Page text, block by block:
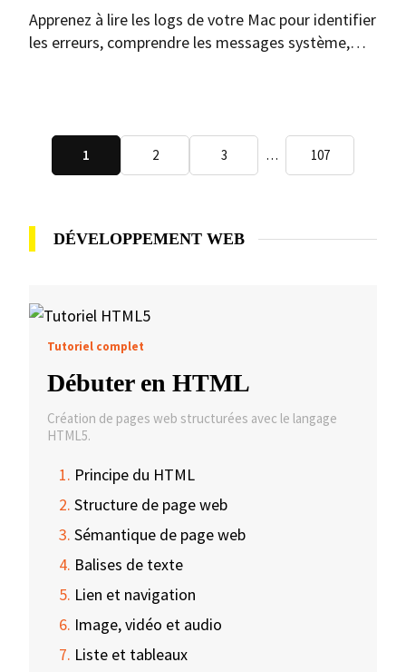
Apprenez à lire les logs de votre Mac pour identifier
les erreurs, comprendre les messages système,…
1 2 3 … 107
Tutoriel complet
Débuter en HTML
Création de pages web structurées avec le langage
HTML5.
Principe du HTML
Structure de page web
Sémantique de page web
Balises de texte
Lien et navigation
Image, vidéo et audio
Liste et tableaux